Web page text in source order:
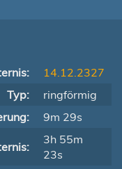
14.12.2327
Typ:
ringförmig
9m 29s
3h 55m
23s